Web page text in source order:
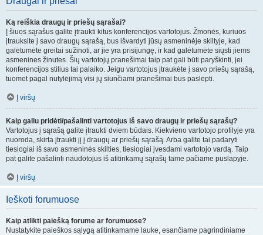
Ką reiškia draugų ir priešų sąrašai?
Į šiuos sąrašus galite įtraukti kitus konferencijos vartotojus. Žmonės, kuriuos
įtrauksite į savo draugų sąrašą, bus išvardyti jūsų asmeninėje skiltyje, kad
galėtumėte greitai sužinoti, ar jie yra prisijungę, ir kad galėtumėte siųsti jiems
asmenines žinutes. Šių vartotojų pranešimai taip pat gali būti paryškinti, jei
konferencijos stilius tai palaiko. Jeigu vartotojus įtraukėte į savo priešų sąrašą,
tuomet pagal nutylėjimą visi jų siunčiami pranešimai bus paslėpti.
Į viršų
Kaip galiu pridėti/pašalinti vartotojus iš savo draugų ir priešų sąrašų?
Vartotojus į sąrašą galite įtraukti dviem būdais. Kiekvieno vartotojo profilyje yra
nuoroda, skirta įtraukti jį į draugų ar priešų sąrašą. Arba galite tai padaryti
tiesiogiai iš savo asmeninės skilties, tiesiogiai įvesdami vartotojo vardą. Taip
pat galite pašalinti naudotojus iš atitinkamų sąrašų tame pačiame puslapyje.
Į viršų
Ieškoti forumuose
Kaip atlikti paiešką forume ar forumuose?
Nustatykite paieškos sąlygą atitinkamame lauke, esančiame pagrindiniame